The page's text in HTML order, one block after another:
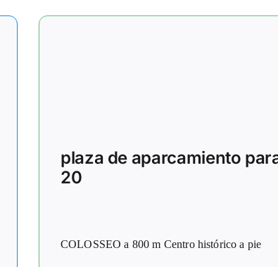
plaza de aparcamiento
20
COLOSSEO a 800 m Centro histórico a pie